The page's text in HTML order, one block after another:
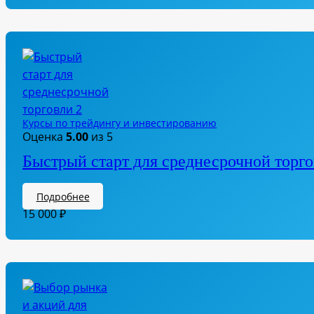
Курсы по трейдингу и инвестированию
Оценка 5.00 из 5
Быстрый старт для среднесрочной
Подробнее
15 000₽